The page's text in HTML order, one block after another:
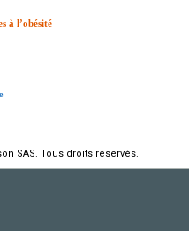
à l’obésité
SAS. Tous droits réservés.